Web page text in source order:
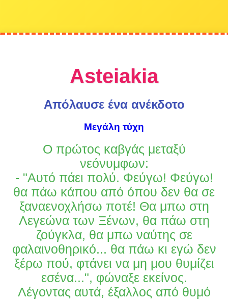
Asteiakia
Απόλαυσε ένα ανέκδοτο
Μεγάλη τύχη
Ο πρώτος καβγάς μεταξύ
νεόνυμφων:
- "Αυτό πάει πολύ. Φεύγω! Φεύγω!
θα πάω κάπου από όπου δεν θα σε
ξαναενοχλήσω ποτέ! Θα μπω στη
Λεγεώνα των Ξένων, θα πάω στη
ζούγκλα, θα μπω ναύτης σε
φαλαινοθηρικό... θα πάω κι εγώ δεν
ξέρω πού, φτάνει να μη μου θυμίζει
εσένα...", φώναξε εκείνος.
Λέγοντας αυτά, έξαλλος από θυμό